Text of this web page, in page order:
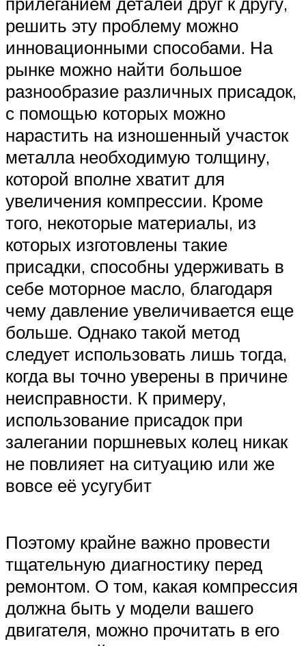
решить эту проблему можно
инновационными способами. На
рынке можно найти большое
разнообразие различных присадок,
с помощью которых можно
нарастить на изношенный участок
металла необходимую толщину,
которой вполне хватит для
увеличения компрессии. Кроме
того, некоторые материалы, из
которых изготовлены такие
присадки, способны удерживать в
себе моторное масло, благодаря
чему давление увеличивается еще
больше. Однако такой метод
следует использовать лишь тогда,
когда вы точно уверены в причине
неисправности. К примеру,
использование присадок при
залегании поршневых колец никак
не повлияет на ситуацию или же
вовсе её усугубит
Поэтому крайне важно провести
тщательную диагностику перед
ремонтом. О том, какая компрессия
должна быть у модели вашего
двигателя, можно прочитать в его